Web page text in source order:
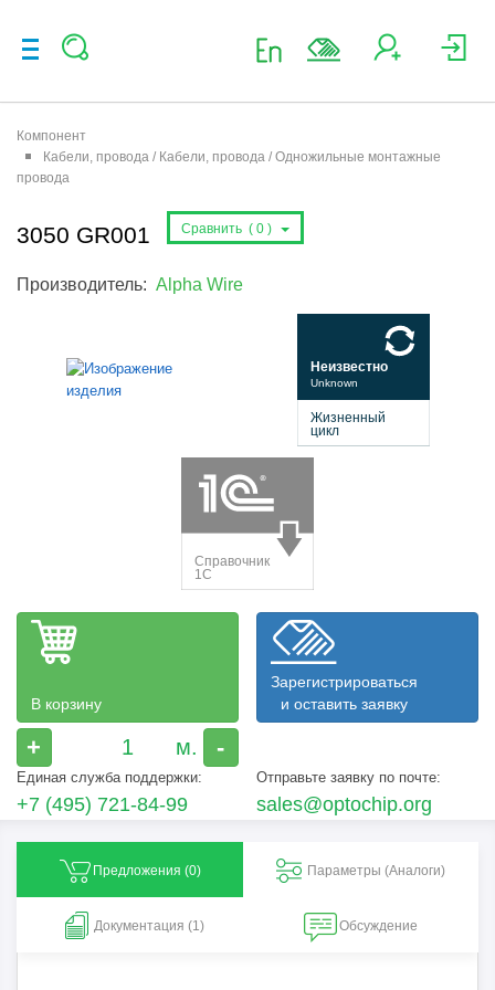
Компонент
Кабели, провода / Кабели, провода / Одножильные монтажные
провода
3050 GR001 Сравнить ( 0 )
Производитель: Alpha Wire
В корзину
+ -
Зарегистрироваться
и оставить заявку
Единая служба поддержки:
+7 (495) 721-84-99
Отправьте заявку по почте:
sales@optochip.org
Предложения (0) Параметры (Aналоги)
Документация (1) Обсуждение